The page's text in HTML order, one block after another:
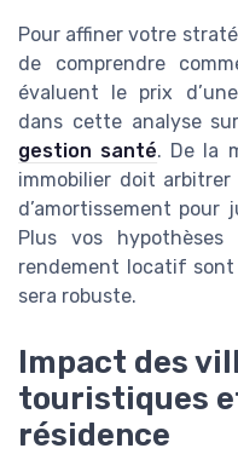
Pour affiner votre
de comprendre
évaluent le prix
dans cette analyse
gestion santé. De la
immobilier doit
d’amortissement
Plus vos
rendement locatif
sera robuste.
Impact des
touristiques
résidence